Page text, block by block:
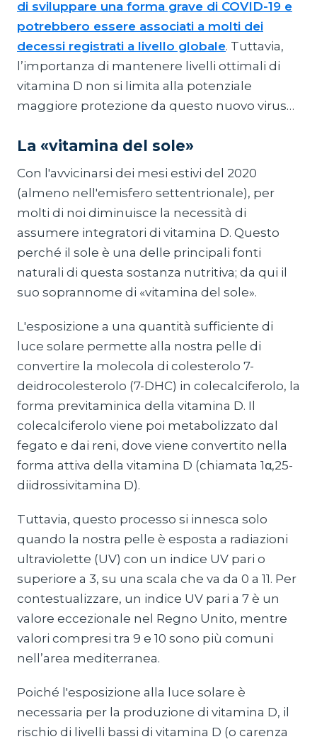
di sviluppare una forma grave di COVID-19 e
potrebbero essere associati a molti dei
decessi registrati a livello globale. Tuttavia,
l’importanza di mantenere livelli ottimali di
vitamina D non si limita alla potenziale
maggiore protezione da questo nuovo virus…
La «vitamina del sole»
Con l'avvicinarsi dei mesi estivi del 2020
(almeno nell'emisfero settentrionale), per
molti di noi diminuisce la necessità di
assumere integratori di vitamina D. Questo
perché il sole è una delle principali fonti
naturali di questa sostanza nutritiva; da qui il
suo soprannome di «vitamina del sole».
L'esposizione a una quantità sufficiente di
luce solare permette alla nostra pelle di
convertire la molecola di colesterolo 7-
deidrocolesterolo (7-DHC) in colecalciferolo, la
forma previtaminica della vitamina D. Il
colecalciferolo viene poi metabolizzato dal
fegato e dai reni, dove viene convertito nella
forma attiva della vitamina D (chiamata 1α,25-
diidrossivitamina D).
Tuttavia, questo processo si innesca solo
quando la nostra pelle è esposta a radiazioni
ultraviolette (UV) con un indice UV pari o
superiore a 3, su una scala che va da 0 a 11. Per
contestualizzare, un indice UV pari a 7 è un
valore eccezionale nel Regno Unito, mentre
valori compresi tra 9 e 10 sono più comuni
nell’area mediterranea.
Poiché l'esposizione alla luce solare è
necessaria per la produzione di vitamina D, il
rischio di livelli bassi di vitamina D (o carenza